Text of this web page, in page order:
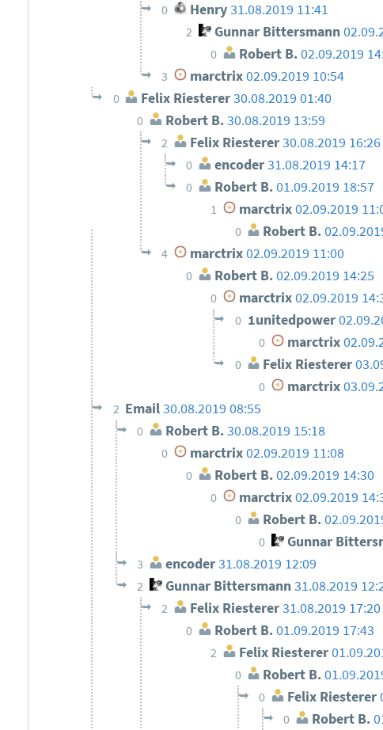
0 Henry31.08.2019 11:41
2 Gunnar Bittersmann
0 Robert B. 02.09.2019
3 marctrix02.09.2019 10:54
0 Felix Riesterer30.08.2019 01:40
0 Robert B.30.08.2019 13:59
2 Felix Riesterer30.08.2019 16:26
0 encoder31.08.2019 14:17
0 Robert B.01.09.2019 18:57
1 marctrix 02.09.2019
0 Robert B.
4 marctrix02.09.2019 11:00
0 Robert B.02.09.2019 14:25
0 marctrix 02.09.2019
0 1unitedpower
0 marctrix
0 Felix Riesterer
0 marctrix
2 Email30.08.2019 08:55
0 Robert B.30.08.2019 15:18
0 marctrix02.09.2019 11:08
0 Robert B.02.09.2019 14:30
0 marctrix 02.09.2019
0 Robert B.
0 Gunnar
3 encoder31.08.2019 12:09
2 Gunnar Bittersmann31.08.2019
2 Felix Riesterer31.08.2019 17:20
0 Robert B.01.09.2019 17:43
2 Felix Riesterer
0 Robert B.
0 Felix Riesterer
0 Robert B.